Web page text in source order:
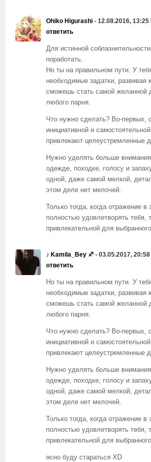
Ohiko Higurashi - 12.08.2016, 13:25
ответить
Для истинной
поработать.
Но ты на правильном пути. У
необходимые задатки, развивая
сможешь стать самой желанной
любого парня.
Что нужно сделать? Во-первых,
инициативной и
привлекают целеустремленные
Нужно уделять больше
одежде, походке, голосу и
одной, даже самой мелкой,
этом деле нет мелочей.
Только тогда, когда отражение в
полностью удовлетворять тебя,
привлекательной для
♪ Kamila_Bey ♐ - 03.05.2017, 20:58
ответить
Но ты на правильном пути. У
необходимые задатки, развивая
сможешь стать самой желанной
любого парня.
Что нужно сделать? Во-первых,
инициативной и
привлекают целеустремленные
Нужно уделять больше
одежде, походке, голосу и
одной, даже самой мелкой,
этом деле нет мелочей.
Только тогда, когда отражение в
полностью удовлетворять тебя,
привлекательной для
ясно буду стараться XD